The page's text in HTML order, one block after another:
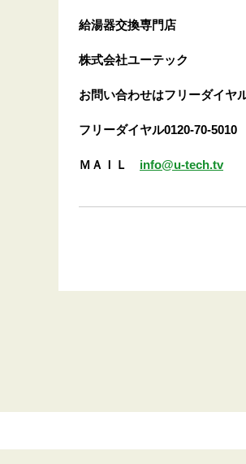
給湯器交換専門店
株式会社ユーテック
お問い合わせはフリーダイヤ
フリーダイヤル0120-70-5010
ＭＡＩＬ info@u-tech.tv